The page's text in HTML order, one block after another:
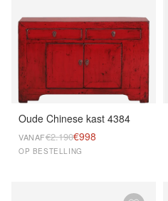
Oude Chinese kast 4384
VANAF€2.190€998
OP BESTELLING